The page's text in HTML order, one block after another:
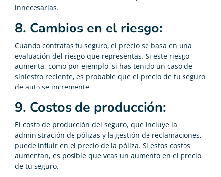
innecesarias.
8. Cambios en el riesgo:
Cuando contratas tu seguro, el precio se basa en una
evaluación del riesgo que representas. Si este riesgo
aumenta, como por ejemplo, si has tenido un caso de
siniestro reciente, es probable que el precio de tu seguro
de auto se incremente.
9. Costos de producción:
El costo de producción del seguro, que incluye la
administración de pólizas y la gestión de reclamaciones,
puede influir en el precio de la póliza. Si estos costos
aumentan, es posible que veas un aumento en el precio
de tu seguro.